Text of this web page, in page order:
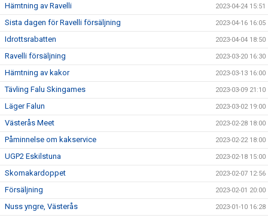
Hämtning av Ravelli 2023-04-24 15:51
Sista dagen för Ravelli försäljning 2023-04-16 16:05
Idrottsrabatten 2023-04-04 18:50
Ravelli försäljning 2023-03-20 16:30
Hämtning av kakor 2023-03-13 16:00
Tävling Falu Skingames 2023-03-09 21:10
Läger Falun 2023-03-02 19:00
Västerås Meet 2023-02-28 18:00
Påminnelse om kakservice 2023-02-22 18:00
UGP2 Eskilstuna 2023-02-18 15:00
Skomakardoppet 2023-02-07 12:56
Försäljning 2023-02-01 20:00
Nuss yngre, Västerås 2023-01-10 16:28